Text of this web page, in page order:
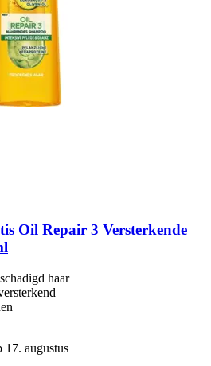
Oil Repair 3 Versterkende
haar
augustus